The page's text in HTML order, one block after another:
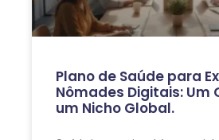
Plano de Saúde para
Nômades Digitais: Um
um Nicho Global.